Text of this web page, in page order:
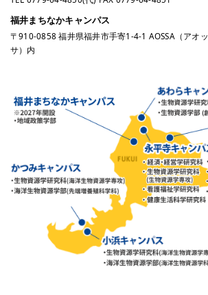
福井まちなかキャンパス
〒910-0858 福井県福井市手寄1-4-1 AOSSA（アオッ
サ）内